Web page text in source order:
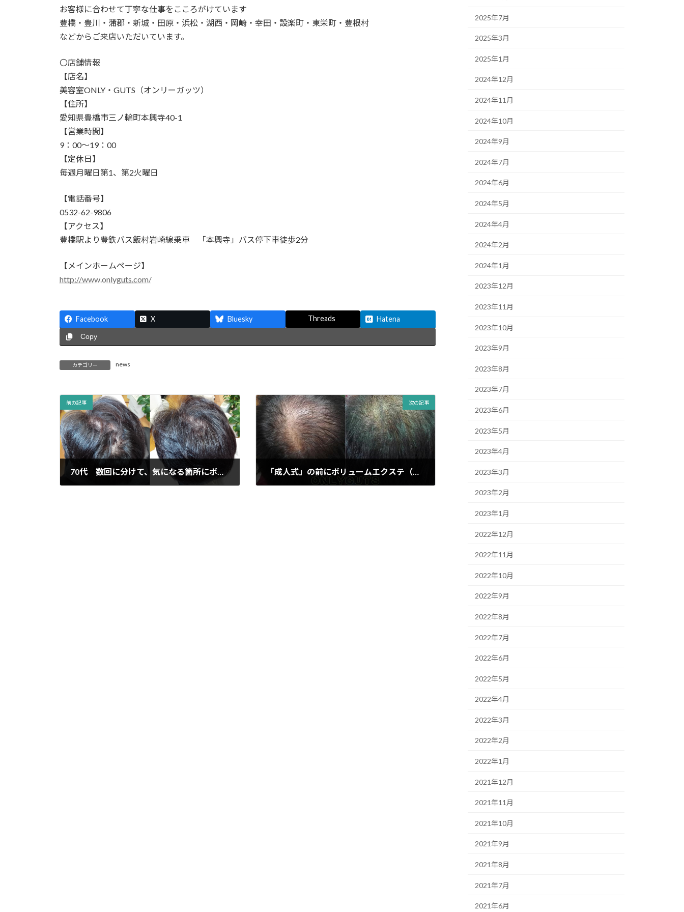
お客様に合わせて丁寧な仕事をこころがけています
豊橋・豊川・蒲郡・新城・田原・浜松・湖西・岡崎・幸田・設楽町・東栄町・豊根村
などからご来店いただいています。
〇店舗情報
【店名】
美容室ONLY・GUTS（オンリーガッツ）
【住所】
愛知県豊橋市三ノ輪町本興寺40-1
【営業時間】
9：00～19：00
【定休日】
毎週月曜日第1、第2火曜日
【電話番号】
0532-62-9806
【アクセス】
豊橋駅より豊鉄バス飯村岩崎線乗車 「本興寺」バス停下車徒歩2分
【メインホームページ】
http://www.onlyguts.com/
Facebook X Bluesky Threads Hatena
Copy
カテゴリー news
前の記事
70代 数回に分けて、気になる箇所にボリュームエクステ（増毛）
次の記事
「成人式」の前にボリュームエクステ（増毛）！！
2025年7月
2025年3月
2025年1月
2024年12月
2024年11月
2024年10月
2024年9月
2024年7月
2024年6月
2024年5月
2024年4月
2024年2月
2024年1月
2023年12月
2023年11月
2023年10月
2023年9月
2023年8月
2023年7月
2023年6月
2023年5月
2023年4月
2023年3月
2023年2月
2023年1月
2022年12月
2022年11月
2022年10月
2022年9月
2022年8月
2022年7月
2022年6月
2022年5月
2022年4月
2022年3月
2022年2月
2022年1月
2021年12月
2021年11月
2021年10月
2021年9月
2021年8月
2021年7月
2021年6月